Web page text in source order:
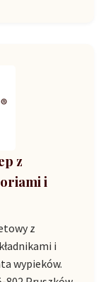
z
i
z
i
wypieków.